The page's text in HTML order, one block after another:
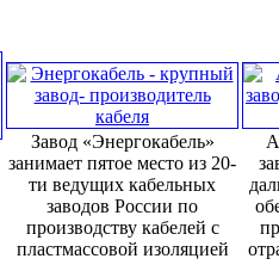
Завод «Энергокабель»
занимает пятое место из 20-
ти ведущих кабельных
заводов России по
производству кабелей с
пластмассовой изоляцией